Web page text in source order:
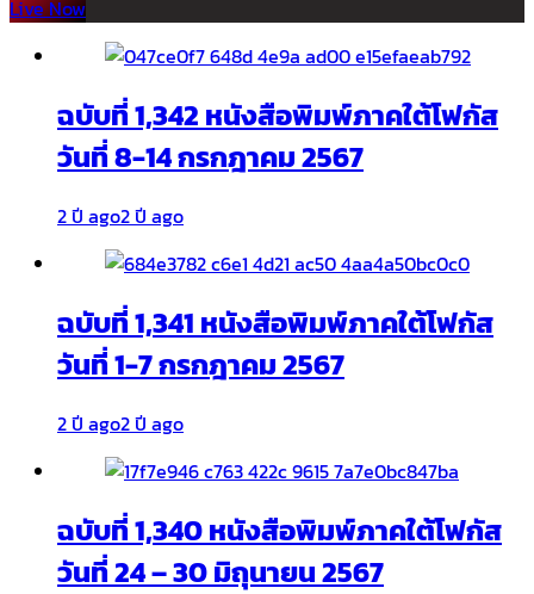
Live Now
ฉบับที่ 1,342 หนังสือพิมพ์ภาคใต้โฟกัส
วันที่ 8-14 กรกฎาคม 2567
2 ปี ago2 ปี ago
ฉบับที่ 1,341 หนังสือพิมพ์ภาคใต้โฟกัส
วันที่ 1-7 กรกฎาคม 2567
2 ปี ago2 ปี ago
ฉบับที่ 1,340 หนังสือพิมพ์ภาคใต้โฟกัส
วันที่ 24 – 30 มิถุนายน 2567